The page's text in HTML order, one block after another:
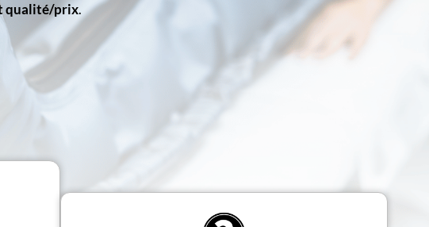
qualité/prix.